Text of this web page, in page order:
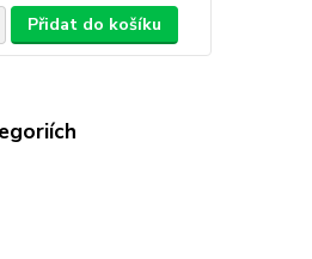
Přidat do košíku